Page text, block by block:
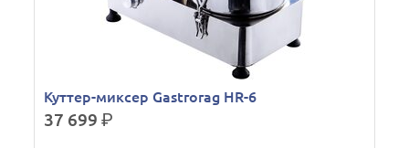
Куттер-миксер Gastrorag HR-6
37 699р.